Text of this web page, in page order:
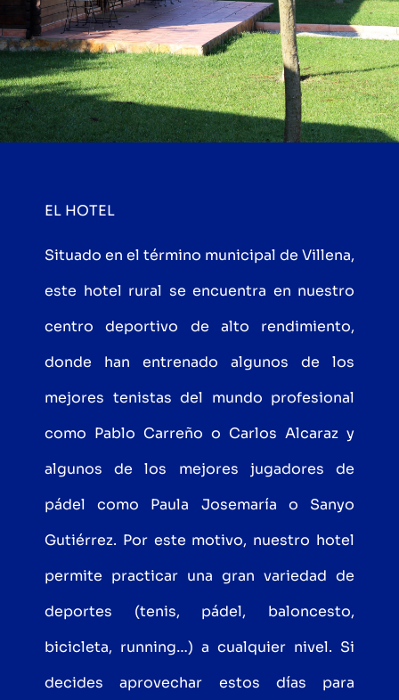
EL HOTEL
Situado en el término municipal de Villena,
este hotel rural se encuentra en nuestro
centro deportivo de alto rendimiento,
donde han entrenado algunos de los
mejores tenistas del mundo profesional
como Pablo Carreño o Carlos Alcaraz y
algunos de los mejores jugadores de
pádel como Paula Josemaría o Sanyo
Gutiérrez. Por este motivo, nuestro hotel
permite practicar una gran variedad de
deportes (tenis, pádel, baloncesto,
bicicleta, running…) a cualquier nivel. Si
decides aprovechar estos días para